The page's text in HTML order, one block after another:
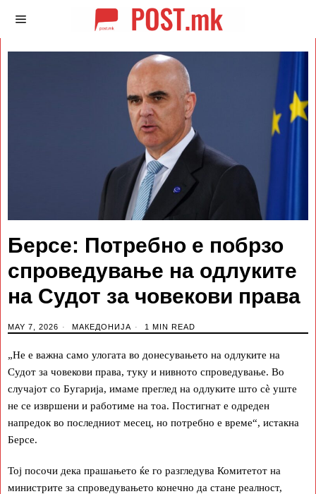
Берсе: Потребно е побрзо
спроведување на одлуките
на Судот за човекови права
MAY 7, 2026 МАКЕДОНИЈА 1 MIN READ
„Не е важна само улогата во донесувањето на одлуките на
Судот за човекови права, туку и нивното спроведување. Во
случајот со Бугарија, имаме преглед на одлуките што сè уште
не се извршени и работиме на тоа. Постигнат е одреден
напредок во последниот месец, но потребно е време“, истакна
Берсе.
Тој посочи дека прашањето ќе го разгледува Комитетот на
министрите за спроведувањето конечно да стане реалност,